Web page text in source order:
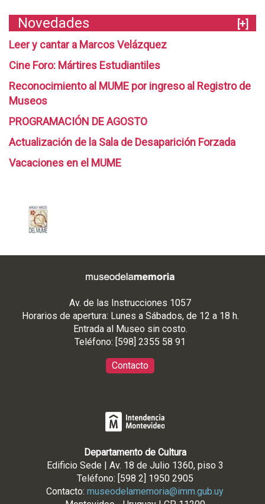
Novedades
[+]
Leer y cantar a Marcos Velázquez
Cine Foro: Mártires Estudiantiles
Reconocimiento al MUME por ingreso al Registro de
Museos
PROGRAMACIÓN DE AGOSTO
Actualización de la Sala de Desaparición Forzada
Vacaciones en el MUME
Av. de las Instrucciones 1057
Horarios de apertura: Lunes a Sábados, de 12 a 18 h.
Entrada al Museo sin costo.
Teléfono: [598] 2355 58 91
Contacto
Departamento de Cultura
Edificio Sede | Av. 18 de Julio 1360, piso 3
Teléfono: [598 2] 1950 2905
Contacto: museodelamemoria@imm.gub.uy